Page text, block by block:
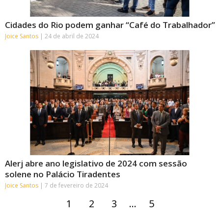
Cidades do Rio podem ganhar “Café do Trabalhador”
Joice Santos 24 de abril de 2024
Alerj abre ano legislativo de 2024 com sessão
solene no Palácio Tiradentes
Joice Santos 7 de fevereiro de 2024
1 2 3 … 5